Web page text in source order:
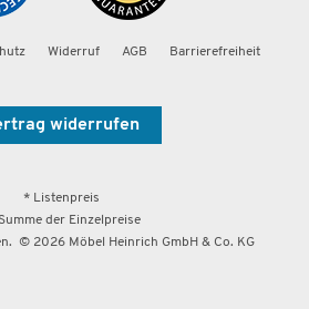
Widerruf AGB Barrierefreiheit
widerrufen
* Listenpreis
der Einzelpreise
© 2026Möbel Heinrich GmbH & Co. KG